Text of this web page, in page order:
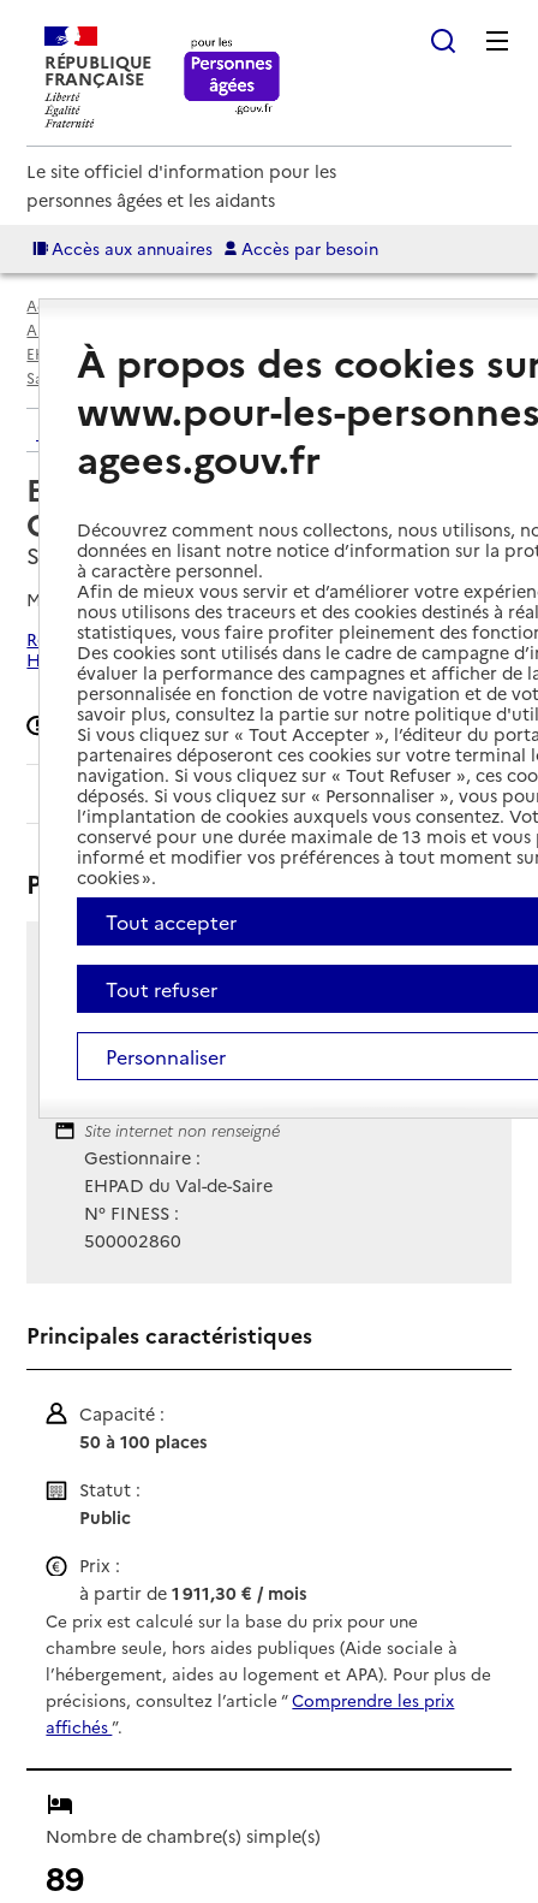
RÉPUBLIQUE
FRANÇAISE
Le site officiel d'information pour les
personnes âgées et les aidants
Accès aux annuaires Accès par besoin
Accueil
Espace annuaire
Annuaire EHPAD et maisons de retraite
EHPAD par département
Manche (50)
Saint-Vaast-la-Hougue
EHPAD du Val de Saire - Site La Goudalie
Retour aux résultats de l'annuaire
EHPAD du Val de Saire - Site La
Goudalie
Saint-Vaast-la-Hougue, MANCHE
Mis à jour le12/09/2024
Rechercher les établissements autour de Saint-Vaast-la-
Hougue
Signaler une erreur
Sommaire
Présentation
2 rue du 8 Mai
50550 - Saint-Vaast-la-Hougue
Voir itinéraire
Téléphone :
02 33 54 43 39
Site Internet
Site internet non renseigné
Gestionnaire :
EHPAD du Val-de-Saire
N° FINESS :
500002860
Principales caractéristiques
Capacité :
50 à 100 places
Statut :
Public
Prix :
à partir de1 911,30 € / mois
Ce prix est calculé sur la base du prix pour une
chambre seule, hors aides publiques (Aide sociale à
l’hébergement, aides au logement et APA). Pour plus de
précisions, consultez l’article “Comprendre les prix
affichés”.
Nombre de chambre(s) simple(s)
89
À propos des cookies
www.pour-les-
agees.gouv.fr
Découvrez comment nous collectons, nous utilisons,
données en lisant notre notice d’information sur la
à caractère personnel.
Afin de mieux vous servir et d’améliorer votre
nous utilisons des traceurs et des cookies destinés à
statistiques, vous faire profiter pleinement des
Des cookies sont utilisés dans le cadre de campagne
évaluer la performance des campagnes et afficher de
personnalisée en fonction de votre navigation et de
savoir plus, consultez la partie sur notre politique
Si vous cliquez sur « Tout Accepter », l’éditeur du
partenaires déposeront ces cookies sur votre terminal
navigation. Si vous cliquez sur « Tout Refuser », ces
déposés. Si vous cliquez sur « Personnaliser », vous
l’implantation de cookies auxquels vous consentez.
conservé pour une durée maximale de 13 mois et
informé et modifier vos préférences à tout moment
cookies ».
Tout accepter
Tout refuser
Personnaliser